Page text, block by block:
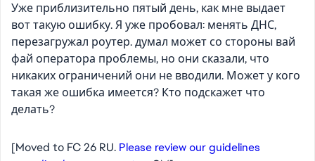
Уже приблизительно пятый день, как мне выдает
вот такую ошибку. Я уже пробовал: менять ДНС,
перезагружал роутер. думал может со стороны вай
фай оператора проблемы, но они сказали, что
никаких ограничений они не вводили. Может у кого
такая же ошибка имеется? Кто подскажет что
делать?
[Moved to FC 26 RU. Please review our guidelines